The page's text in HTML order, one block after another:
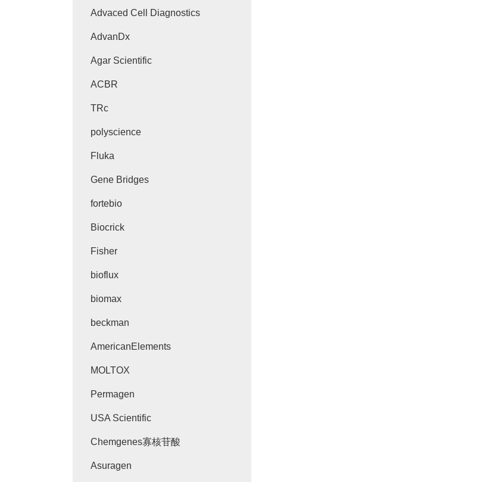
Advaced Cell Diagnostics
AdvanDx
Agar Scientific
ACBR
TRc
polyscience
Fluka
Gene Bridges
fortebio
Biocrick
Fisher
bioflux
biomax
beckman
AmericanElements
MOLTOX
Permagen
USA Scientific
Chemgenes寡核苷酸
Asuragen